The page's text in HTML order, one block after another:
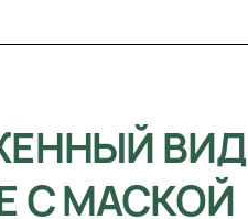
ВИД
С МАСКОЙ